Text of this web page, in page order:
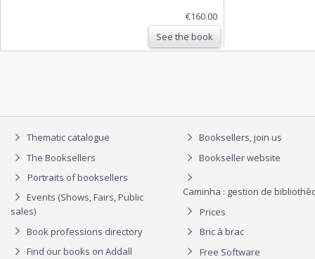
€160.00
See the book
Thematic catalogue
The Booksellers
Portraits of booksellers
Events (Shows, Fairs, Public
sales)
Book professions directory
Find our books on Addall
Booksellers, join us
Bookseller website
Caminha : gestion de
Prices
Bric à brac
Free Software